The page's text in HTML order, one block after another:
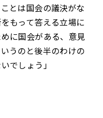
とは国会の議決がな
もって答える立場に
に国会がある、意見
うのと後半のわけの
でしょう」